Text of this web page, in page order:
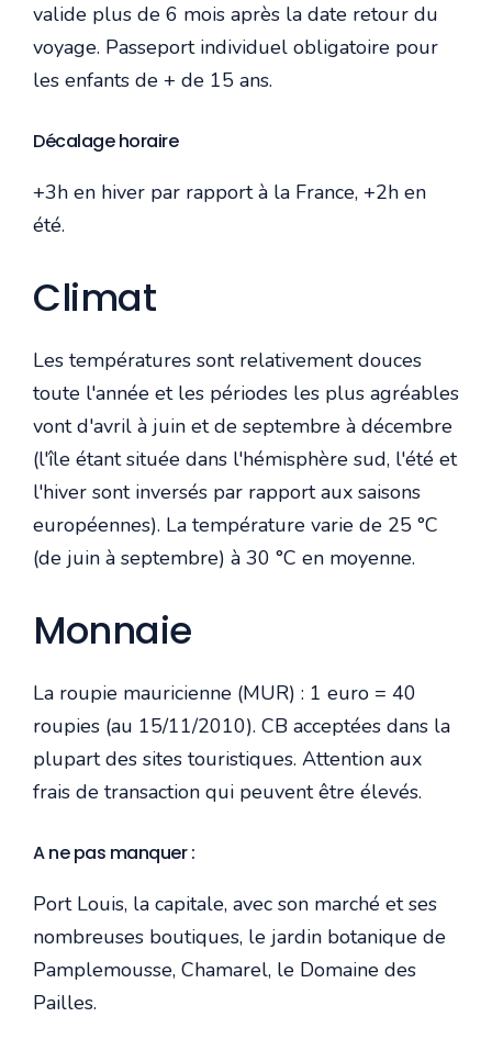
valide plus de 6 mois après la date retour du
voyage. Passeport individuel obligatoire pour
les enfants de + de 15 ans.
Décalage horaire
+3h en hiver par rapport à la France, +2h en
été.
Climat
Les températures sont relativement douces
toute l'année et les périodes les plus agréables
vont d'avril à juin et de septembre à décembre
(l'île étant située dans l'hémisphère sud, l'été et
l'hiver sont inversés par rapport aux saisons
européennes). La température varie de 25 °C
(de juin à septembre) à 30 °C en moyenne.
Monnaie
La roupie mauricienne (MUR) : 1 euro = 40
roupies (au 15/11/2010). CB acceptées dans la
plupart des sites touristiques. Attention aux
frais de transaction qui peuvent être élevés.
A ne pas manquer :
Port Louis, la capitale, avec son marché et ses
nombreuses boutiques, le jardin botanique de
Pamplemousse, Chamarel, le Domaine des
Pailles.